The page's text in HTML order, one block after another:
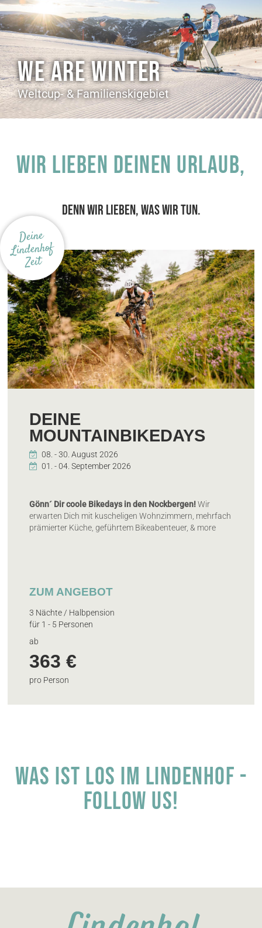
WE ARE WINTER
Weltcup- & Familienskigebiet
Wir lieben deinen Urlaub,
DENN WIR LIEBEN, WAS WIR TUN.
Deine
Lindenhof
Zeit
DEINE
MOUNTAINBIKEDAYS
Gönn´ Dir coole Bikedays in den Nockbergen!Wir
erwarten Dich mit kuscheligen Wohnzimmern, mehrfach
prämierter Küche, geführtem Bikeabenteuer, & more
3 Nächte / Halbpension
für 1 - 5 Personen
ab
363 €
pro Person
ZUM ANGEBOT
Was ist los im Lindenhof -
Follow us!